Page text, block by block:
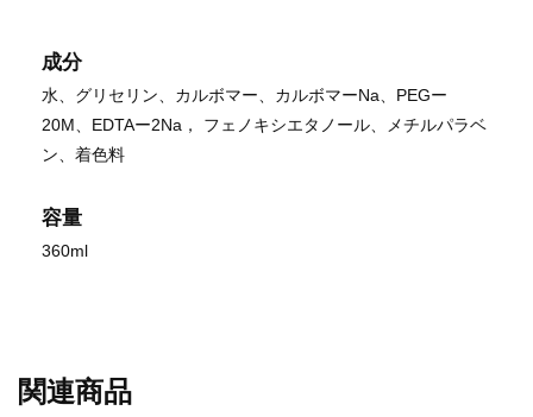
成分
水、グリセリン、カルボマー、カルボマーNa、PEGー
20M、EDTAー2Na， フェノキシエタノール、メチルパラベ
ン、着色料
容量
360ml
関連商品